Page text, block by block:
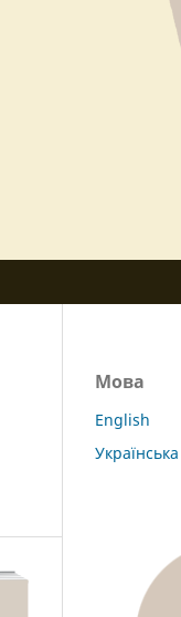
Мова
English
Українська